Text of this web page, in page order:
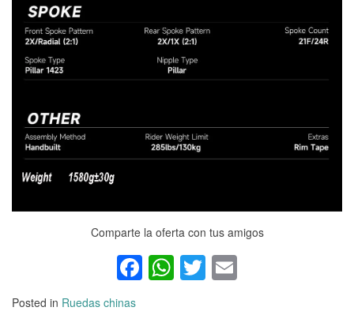
Comparte la oferta con tus amigos
Facebook
WhatsApp
Twitter
Posted in Ruedas chinas